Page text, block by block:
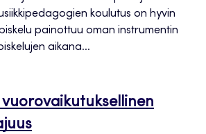
koulutus on hyvin
painottuu oman instrumentin
aikana...